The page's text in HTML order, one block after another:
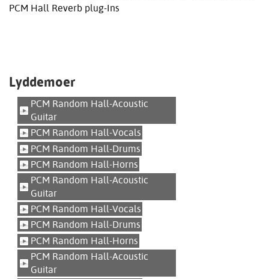
PCM Hall Reverb plug-Ins
Lyddemoer
PCM Random Hall-Acoustic
Guitar
PCM Random Hall-Vocals
PCM Random Hall-Drums
PCM Random Hall-Horns
PCM Random Hall-Acoustic
Guitar
PCM Random Hall-Vocals
PCM Random Hall-Drums
PCM Random Hall-Horns
PCM Random Hall-Acoustic
Guitar